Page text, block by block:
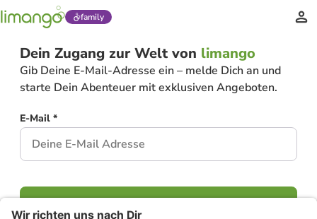
family
Dein Zugang zur Welt von limango
Gib Deine E-Mail-Adresse ein – melde Dich an und
starte Dein Abenteuer mit exklusiven Angeboten.
E-Mail *
Weiter